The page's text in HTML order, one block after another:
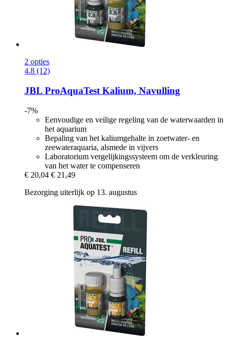
2 opties
4.8 (12)
JBL ProAquaTest Kalium, Navulling
-7%
Eenvoudige en veilige regeling van de waterwaarden in
het aquarium
Bepaling van het kaliumgehalte in zoetwater- en
zeewateraquaria, alsmede in vijvers
Laboratorium vergelijkingssysteem om de verkleuring
van het water te compenseren
€ 20,04 € 21,49
Bezorging uiterlijk op 13. augustus